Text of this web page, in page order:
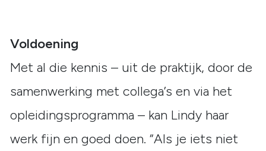
Voldoening
Met al die kennis – uit de praktijk, door de
samenwerking met collega’s en via het
opleidingsprogramma – kan Lindy haar
werk fijn en goed doen. “Als je iets niet